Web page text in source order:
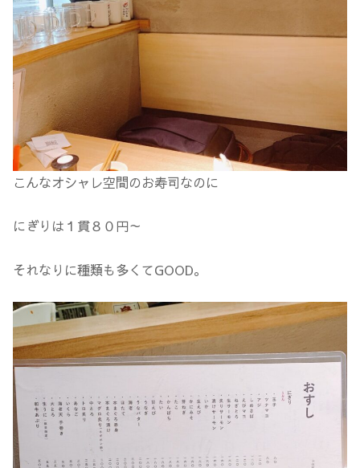
こんなオシャレ空間のお寿司なのに
にぎりは１貫８０円～
それなりに種類も多くてGOOD。